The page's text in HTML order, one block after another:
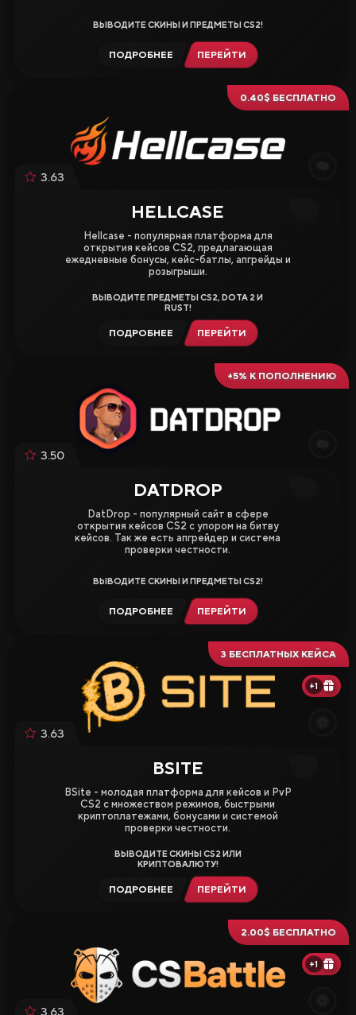
ВЫВОДИТЕ СКИНЫ И ПРЕДМЕТЫ CS2!
ПОДРОБНЕЕ ПЕРЕЙТИ
0.40$ БЕСПЛАТНО
3.63
HELLCASE
Hellcase - популярная платформа для
открытия кейсов CS2, предлагающая
ежедневные бонусы, кейс-батлы, апгрейды и
розыгрыши.
ВЫВОДИТЕ ПРЕДМЕТЫ CS2, DOTA 2 И
RUST!
ПОДРОБНЕЕ ПЕРЕЙТИ
+5% К ПОПОЛНЕНИЮ
3.50
DATDROP
DatDrop - популярный сайт в сфере
открытия кейсов CS2 с упором на битву
кейсов. Так же есть апгрейдер и система
проверки честности.
ВЫВОДИТЕ СКИНЫ И ПРЕДМЕТЫ CS2!
ПОДРОБНЕЕ ПЕРЕЙТИ
+1
3 БЕСПЛАТНЫХ КЕЙСА
3.63
BSITE
BSite - молодая платформа для кейсов и PvP
CS2 с множеством режимов, быстрыми
криптоплатежами, бонусами и системой
проверки честности.
ВЫВОДИТЕ СКИНЫ CS2 ИЛИ
КРИПТОВАЛЮТУ!
ПОДРОБНЕЕ ПЕРЕЙТИ
+1
2.00$ БЕСПЛАТНО
3.63